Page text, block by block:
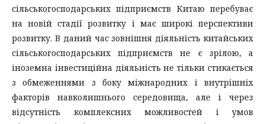
сільськогосподарських підприємств Китаю перебуває
на новій стадії розвитку і має широкі перспективи
розвитку. В даний час зовнішня діяльність китайських
сільськогосподарських підприємств не є зрілою, а
іноземна інвестиційна діяльність не тільки стикається
з обмеженнями з боку міжнародних і внутрішніх
факторів навколишнього середовища, але і через
відсутність комплексних можливостей і умов